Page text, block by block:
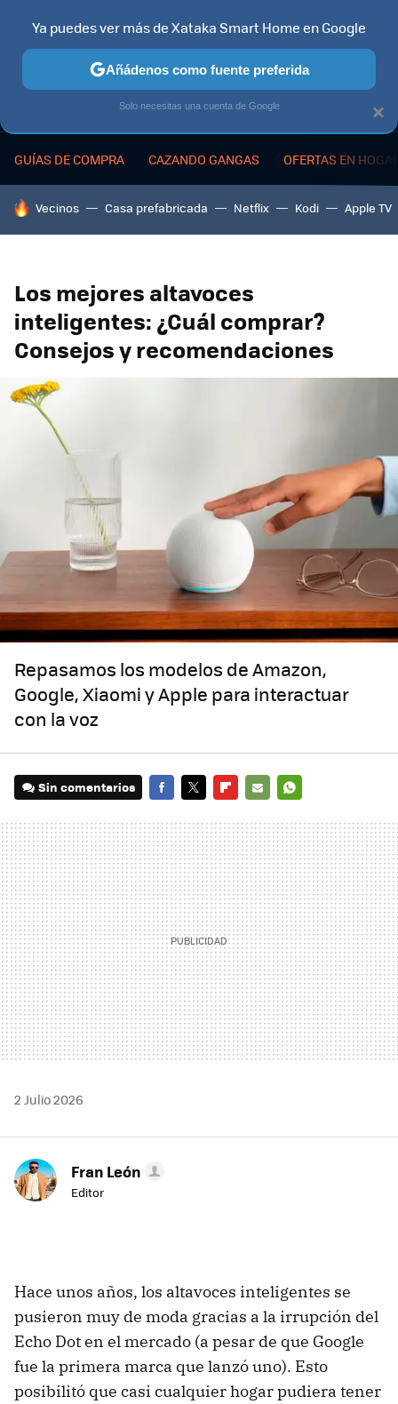
MENÚ NUEVO
GUÍAS DE COMPRA CAZANDO GANGAS OFERTAS EN
HOY SE HABLA DE
Vecinos Casa prefabricada Netflix Kodi Apple TV
Los mejores altavoces
inteligentes: ¿Cuál comprar?
Consejos y recomendaciones
Repasamos los modelos de Amazon,
Google, Xiaomi y Apple para interactuar
con la voz
Sin comentarios
MAIL
2 Julio 2026
Fran León
Editor
Hace unos años, los altavoces inteligentes se
pusieron muy de moda gracias a la irrupción del
Echo Dot en el mercado (a pesar de que Google
fue la primera marca que lanzó uno). Esto
posibilitó que casi cualquier hogar pudiera tener
×
Ya puedes ver más de Xataka Smart Home en Google
Añádenos como fuente preferida
Solo necesitas una cuenta de Google